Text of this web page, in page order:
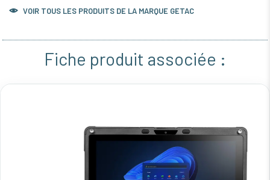
VOIR TOUS LES PRODUITS DE LA MARQUE GETAC
Fiche produit associée :